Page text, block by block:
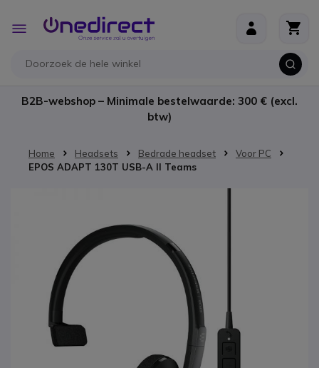
Toggle
Nav
B2B-webshop – Minimale bestelwaarde: 300 € (excl.
btw)
Home Headsets Bedrade headset
Voor PC
EPOS ADAPT 130T USB-A II Teams